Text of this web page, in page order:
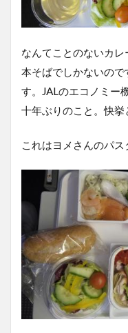
なんてことのないカ
本そばでしかないの
す。JALのエコノミー
十年ぶりのこと。快挙
これはヨメさんのパス